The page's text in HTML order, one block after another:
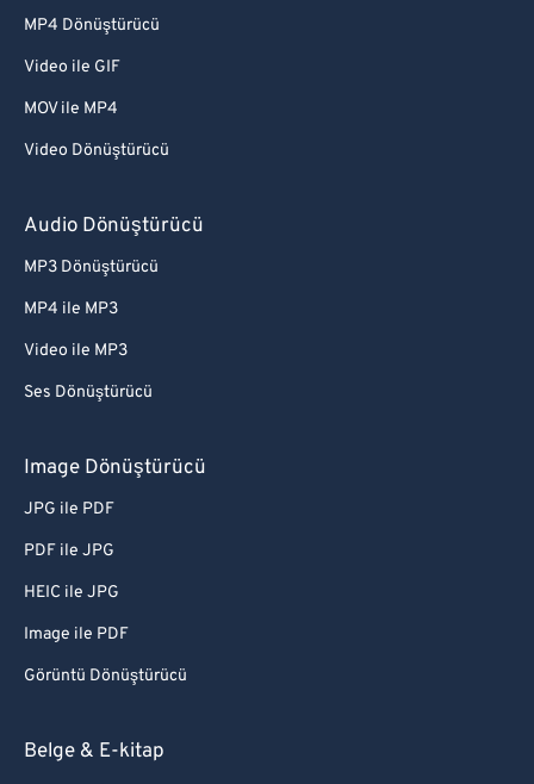
MP4 Dönüştürücü
Video ile GIF
MOV ile MP4
Video Dönüştürücü
Audio Dönüştürücü
MP3 Dönüştürücü
MP4 ile MP3
Video ile MP3
Ses Dönüştürücü
Image Dönüştürücü
JPG ile PDF
PDF ile JPG
HEIC ile JPG
Image ile PDF
Görüntü Dönüştürücü
Belge & E-kitap